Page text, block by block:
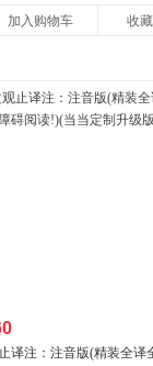
加入购物车 收藏
译注：注音版(精装全译